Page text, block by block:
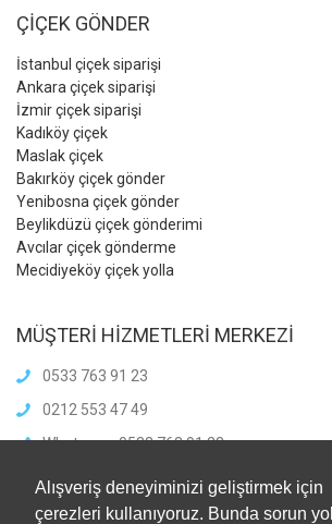
Alışveriş deneyiminizi geliştirmek için
çerezleri kullanıyoruz. Bunda sorun
ÇİÇEK GÖNDER
İstanbul çiçek siparişi
Ankara çiçek siparişi
İzmir çiçek siparişi
Kadıköy çiçek
Maslak çiçek
Bakırköy çiçek gönder
Yenibosna çiçek gönder
Beylikdüzü çiçek gönderimi
Avcılar çiçek gönderme
Mecidiyeköy çiçek yolla
MÜŞTERİ HİZMETLERİ MERKEZİ
0533 763 91 23
0212 553 47 49
Whatsapp: 0533 763 91 23
info@meliscicekcilik.com
Haftaiçi :8.00-21.00